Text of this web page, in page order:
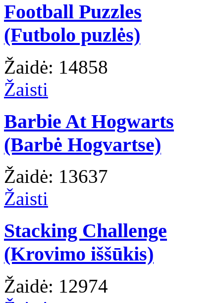
Football Puzzles
(Futbolo puzlės)
Žaidė: 14858
Žaisti
Barbie At Hogwarts
(Barbė Hogvartse)
Žaidė: 13637
Žaisti
Stacking Challenge
(Krovimo iššūkis)
Žaidė: 12974